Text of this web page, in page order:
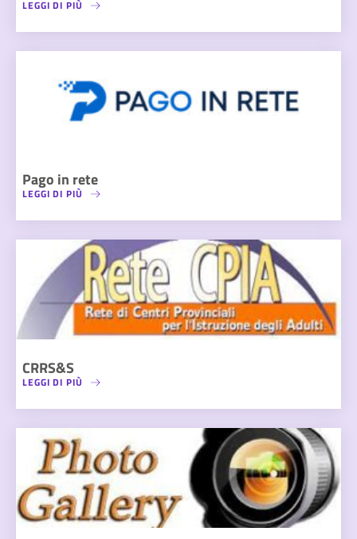
LEGGI DI PIÙ
Pago in rete
LEGGI DI PIÙ
CRRS&S
LEGGI DI PIÙ